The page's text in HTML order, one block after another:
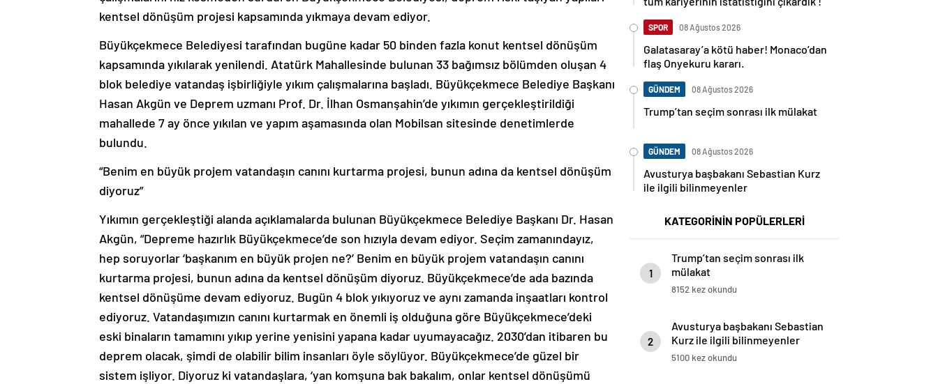
kentsel dönüşüm projesi kapsamında yıkmaya devam ediyor.
Büyükçekmece Belediyesi tarafından bugüne kadar 50 binden fazla konut kentsel dönüşüm
kapsamında yıkılarak yenilendi. Atatürk Mahallesinde bulunan 33 bağımsız bölümden oluşan 4
blok belediye vatandaş işbirliğiyle yıkım çalışmalarına başladı. Büyükçekmece Belediye Başkanı
Hasan Akgün ve Deprem uzmanı Prof. Dr. İlhan Osmanşahin’de yıkımın gerçekleştirildiği
mahallede 7 ay önce yıkılan ve yapım aşamasında olan Mobilsan sitesinde denetimlerde
bulundu.
“Benim en büyük projem vatandaşın canını kurtarma projesi, bunun adına da kentsel dönüşüm
diyoruz”
Yıkımın gerçekleştiği alanda açıklamalarda bulunan Büyükçekmece Belediye Başkanı Dr. Hasan
Akgün, “Depreme hazırlık Büyükçekmece’de son hızıyla devam ediyor. Seçim zamanındayız,
hep soruyorlar ‘başkanım en büyük projen ne?’ Benim en büyük projem vatandaşın canını
kurtarma projesi, bunun adına da kentsel dönüşüm diyoruz. Büyükçekmece’de ada bazında
kentsel dönüşüme devam ediyoruz. Bugün 4 blok yıkıyoruz ve aynı zamanda inşaatları kontrol
ediyoruz. Vatandaşımızın canını kurtarmak en önemli iş olduğuna göre Büyükçekmece’deki
eski binaların tamamını yıkıp yerine yenisini yapana kadar uyumayacağız. 2030’dan itibaren bu
deprem olacak, şimdi de olabilir bilim insanları öyle söylüyor. Büyükçekmece’de güzel bir
sistem işliyor. Diyoruz ki vatandaşlara, ‘yan komşuna bak bakalım, onlar kentsel dönüşümü
SPOR 08 Ağustos 2026
Galatasaray’a kötü haber! Monaco’dan
flaş Onyekuru kararı.
GÜNDEM 08 Ağustos 2026
Trump’tan seçim sonrası ilk mülakat
GÜNDEM 08 Ağustos 2026
Avusturya başbakanı Sebastian Kurz
ile ilgili bilinmeyenler
KATEGORİNİN POPÜLERLERİ
1
Trump’tan seçim sonrası ilk
mülakat
8152 kez okundu
2
Avusturya başbakanı Sebastian
Kurz ile ilgili bilinmeyenler
5100 kez okundu